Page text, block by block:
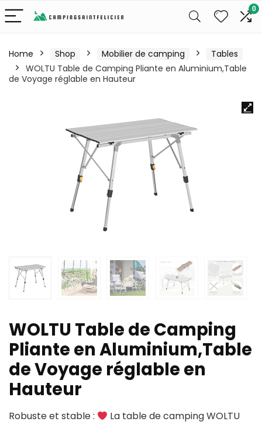
0
Home Shop Mobilier de camping
Tables
WOLTU Table de Camping Pliante en Aluminium,Table
de Voyage réglable en Hauteur
WOLTU Table de Camping
Pliante en Aluminium,Table
de Voyage réglable en
Hauteur
Robuste et stable :
La table de camping WOLTU